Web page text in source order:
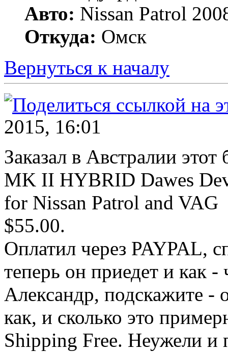
Авто: Nissan Patrol
Откуда: Омск
Вернуться к началу
2015, 16:01
Заказал в Австралии этот
MK II HYBRID Dawes
for Nissan Patrol and VAG
$55.00.
Оплатил через PAYPAL,
теперь он приедет и как -
Александр, подскажите -
как, и сколько это
Shipping Free. Неужели и